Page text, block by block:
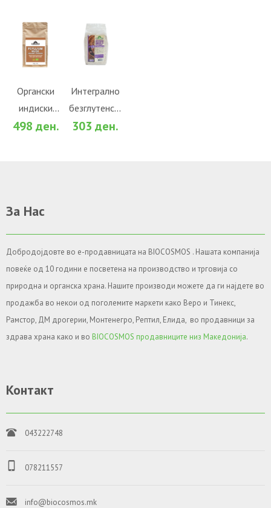
бикарбона
(150гр.)
Органски
индиски
тегавец во
498 ден.
ВО
КОШНИЧКА
Во желби
За споредба
Интегрално
безглутенско
воденично
303 ден.
ВО
КОШНИЧКА
Во желби
За споредба
За Нас
Добродојдовте во е-продавницата на BIOCOSMOS . Нашата компанија
повеќе од 10 години е посветена на производство и трговија со
природна и органска храна. Нашите производи можете да ги најдете во
продажба во некои од поголемите маркети како Веро и Тинекс,
Рамстор, ДМ дрогерии, Монтенегро, Рептил, Елида, во продавници за
здрава храна како и во BIOCOSMOS продавниците низ Македонија.
Контакт
043222748
078211557
info@biocosmos.mk